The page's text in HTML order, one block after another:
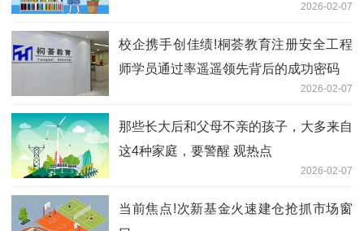
2026-02-07
校企携手创佳绩!桐荟教育注册安全工程
师学员通过率遥遥领先背后的成功密码​
2026-02-07
那些长大后和父母不亲的孩子，大多来自
这4种家庭，要警醒 观热点
2026-02-07
当前焦点!次新基金火速建仓抢抓市场窗